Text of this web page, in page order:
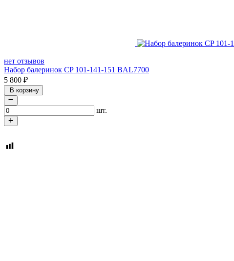
нет отзывов
Набор балеринок CP 101-141-151 BAL7700
5 800 ₽
В корзину
шт.